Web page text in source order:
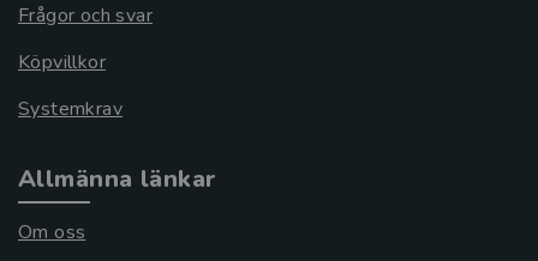
Frågor och svar
Köpvillkor
Systemkrav
Allmänna länkar
Om oss